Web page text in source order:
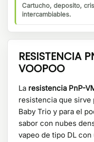
Cartucho, deposito,
intercambiables.
RESISTENCIA
VOOPOO
La resistencia PnP-
resistencia que sirve
Baby Trio y para el
sabor con nubes
vapeo de tipo DL